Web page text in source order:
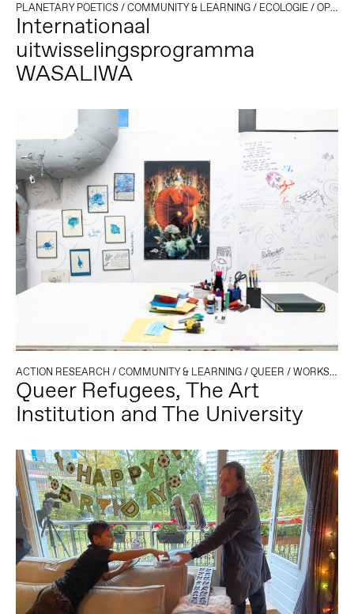
PLANETARY POETICS /COMMUNITY & LEARNING/ ECOLOGIE/OPEN CALL
Internationaal
uitwisselingsprogramma
WASALIWA
ACTION RESEARCH /COMMUNITY & LEARNING/QUEER /WORKSHOP
Queer Refugees, The Art
Institution and The University